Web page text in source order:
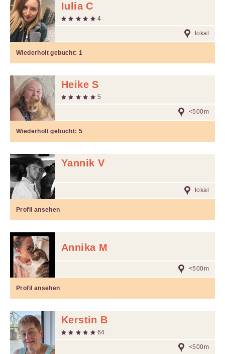
Iulia C
4
lokal
Wiederholt gebucht:1
Heike S
5
<500m
Wiederholt gebucht:5
Yannik V
lokal
Profil ansehen
Annika M
<500m
Profil ansehen
Kerstin B
64
<500m